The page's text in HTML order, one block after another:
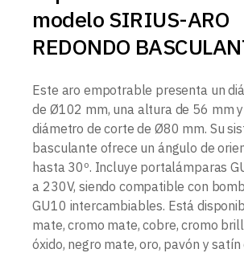
modelo SIRIUS-ARO
REDONDO
Este aro empotrable presenta un
de Ø102 mm, una altura de 56 mm
diámetro de corte de Ø80 mm. Su
basculante ofrece un ángulo de
hasta 30º. Incluye portalámparas
a 230V, siendo compatible con
GU10 intercambiables. Está
mate, cromo mate, cobre, cromo
óxido, negro mate, oro, pavón y satín